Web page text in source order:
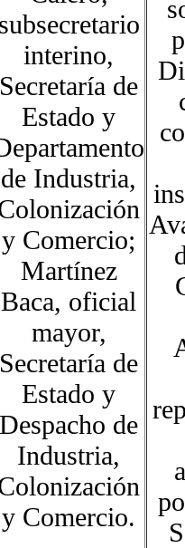
subsecretario
interino,
Secretaría de
Estado y
de Industria,
y Comercio;
Martínez
Baca, oficial
mayor,
Secretaría de
Estado y
Despacho de
Industria,
y Comercio.